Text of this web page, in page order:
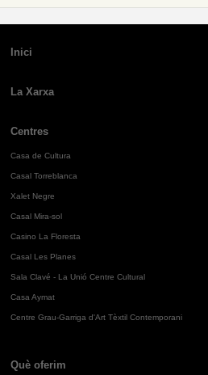
Inici
La Xarxa
Centres
Casa de Cultura
Casal Torreblanca
Xalet Negre
Casal Mira-sol
Casino La Floresta
Casal Les Planes
Sala Clavé - La Unió Centre Cultural
Casa Aymat
Centre Grau-Garriga d'Art Tèxtil Contemporani
Què oferim